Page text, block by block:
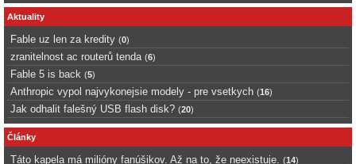
Aktuality
Fable uz len za kredity (0)
zranitelnost ac routerů tenda (6)
Fable 5 is back (5)
Anthropic vypol najvykonejsie modely - pre vsetkych (16)
Jak odhalit falešný USB flash disk? (20)
Články
Táto kapela má milióny fanúšikov. Až na to, že neexistuje. (14)